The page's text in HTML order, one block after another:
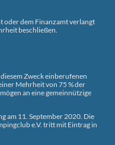
oder dem Finanzamt verlangt
beschließen.
Zweck einberufenen
Mehrheit von 75 % der
an eine gemeinnützige
am 11. September 2020. Die
e.V. tritt mit Eintrag in